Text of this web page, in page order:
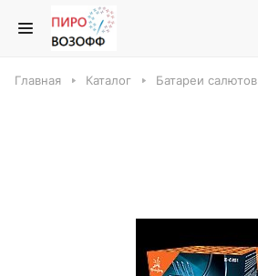
Главная Каталог Батареи салютов